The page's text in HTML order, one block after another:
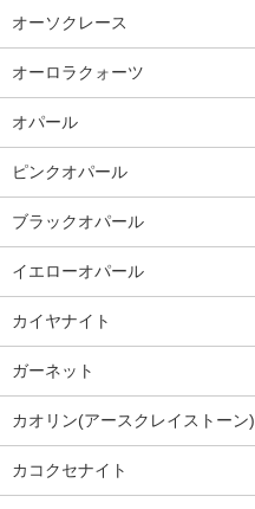
オーソクレース
オーロラクォーツ
オパール
ピンクオパール
ブラックオパール
イエローオパール
カイヤナイト
ガーネット
カオリン(アースクレイストーン)
カコクセナイト